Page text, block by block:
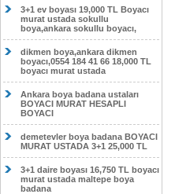
3+1 ev boyası 19,000 TL Boyacı
murat ustada sokullu
boya,ankara sokullu boyacı,
dikmen boya,ankara dikmen
boyacı,0554 184 41 66 18,000 TL
boyacı murat ustada
Ankara boya badana ustaları
BOYACI MURAT HESAPLI
BOYACI
demetevler boya badana BOYACI
MURAT USTADA 3+1 25,000 TL
3+1 daire boyası 16,750 TL boyacı
murat ustada maltepe boya
badana